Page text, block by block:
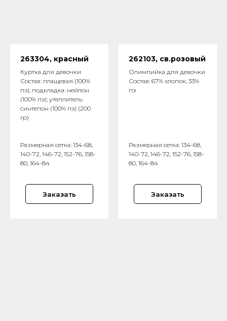
263304, красный
Куртка для девочки
Состав: плащевая (100%
пэ); подкладка: нейлон
(100% пэ); утеплитель:
синтепон (100% пэ) (200
гр)
Размерная сетка: 134-68,
140-72, 146-72, 152-76, 158-
80, 164-84
Заказать
262103, св.розовый
Олимпийка для девочки
Состав: 67% хлопок, 33%
пэ
Размерная сетка: 134-68,
140-72, 146-72, 152-76, 158-
80, 164-84
Заказать